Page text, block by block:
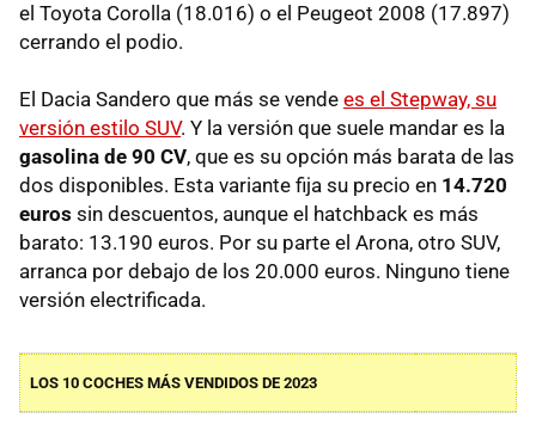
el Toyota Corolla (18.016) o el Peugeot 2008 (17.897)
cerrando el podio.
El Dacia Sandero que más se vende es el Stepway, su
versión estilo SUV. Y la versión que suele mandar es la
gasolina de 90 CV, que es su opción más barata de las
dos disponibles. Esta variante fija su precio en 14.720
euros sin descuentos, aunque el hatchback es más
barato: 13.190 euros. Por su parte el Arona, otro SUV,
arranca por debajo de los 20.000 euros. Ninguno tiene
versión electrificada.
LOS 10 COCHES MÁS VENDIDOS DE 2023